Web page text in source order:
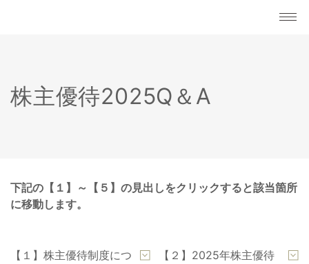
株主優待2025Q＆A
下記の【１】～【５】の見出しをクリックすると該当箇所
に移動します。
【１】株主優待制度につ
【２】2025年株主優待